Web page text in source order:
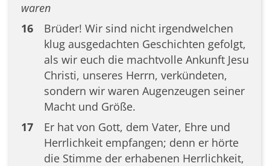
waren
16
Brüder! Wir sind nicht irgendwelchen
klug ausgedachten Geschichten gefolgt,
als wir euch die machtvolle Ankunft Jesu
Christi, unseres Herrn, verkündeten,
sondern wir waren Augenzeugen seiner
Macht und Größe.
17
Er hat von Gott, dem Vater, Ehre und
Herrlichkeit empfangen; denn er hörte
die Stimme der erhabenen Herrlichkeit,